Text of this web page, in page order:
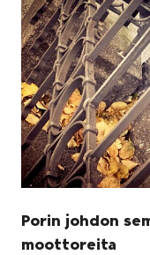
Porin johdon
moottoreita